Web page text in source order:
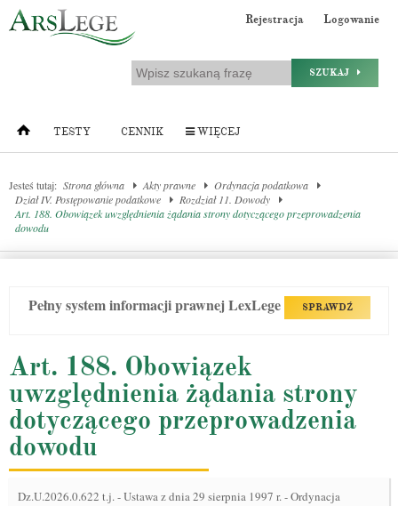
Rejestracja Logowanie
SZUKAJ
TESTY CENNIK WIĘCEJ
Jesteś tutaj: Strona główna Akty prawne
Ordynacja podatkowa
Dział IV. Postępowanie podatkowe
Rozdział 11. Dowody
Art. 188. Obowiązek uwzględnienia żądania strony dotyczącego przeprowadzenia
dowodu
Pełny system informacji prawnej LexLege SPRAWDŹ
Art. 188. Obowiązek
uwzględnienia żądania strony
dotyczącego przeprowadzenia
dowodu
Dz.U.2026.0.622 t.j.-Ustawa z dnia 29 sierpnia 1997 r. - Ordynacja